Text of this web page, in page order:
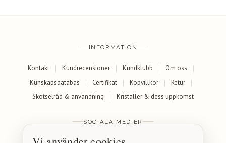
INFORMATION
Kontakt Kundrecensioner Kundklubb
Om oss
Kunskapsdatabas
Certifikat Köpvillkor
Retur
Skötselråd & användning
Kristaller & dess uppkomst
SOCIALA MEDIER